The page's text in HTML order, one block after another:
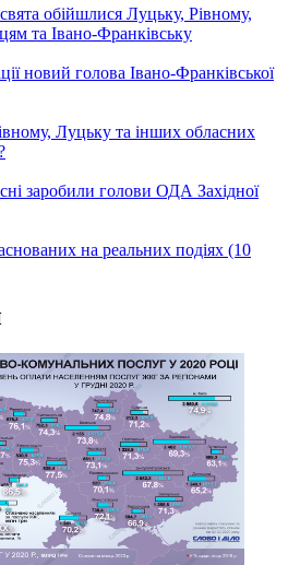
обійшлися Луцьку, Рівному,
та Івано-Франківську
новий голова Івано-Франківської
Луцьку та інших обласних
заробили голови ОДА Західної
на реальних подіях (10